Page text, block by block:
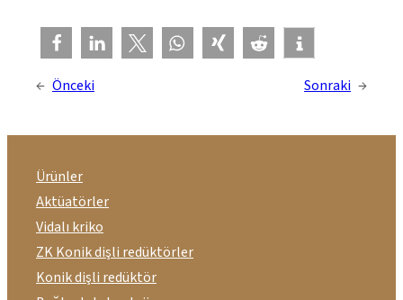
← Önceki Sonraki →
Ürünler
Aktüatörler
Vidalı kriko
ZK Konik dişli redüktörler
Konik dişli redüktör